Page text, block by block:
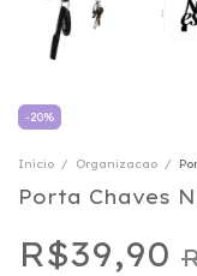
-20%
Início / Organizacao /
Porta Chaves
R$39,90